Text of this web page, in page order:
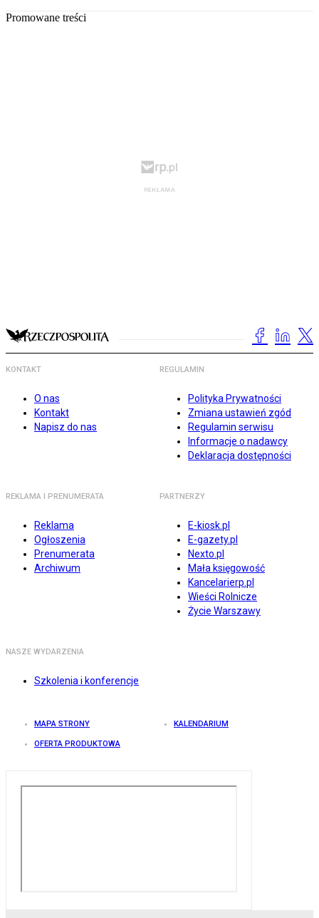
Promowane treści
KONTAKT
O nas
Kontakt
Napisz do nas
REGULAMIN
Polityka Prywatności
Zmiana ustawień zgód
Regulamin serwisu
Informacje o nadawcy
Deklaracja dostępności
REKLAMA I PRENUMERATA
Reklama
Ogłoszenia
Prenumerata
Archiwum
PARTNERZY
E-kiosk.pl
E-gazety.pl
Nexto.pl
Mała księgowość
Kancelarierp.pl
Wieści Rolnicze
Życie Warszawy
NASZE WYDARZENIA
Szkolenia i konferencje
MAPA STRONY KALENDARIUM
OFERTA PRODUKTOWA